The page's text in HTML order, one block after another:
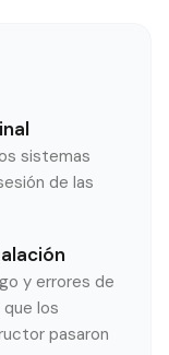
sistemas
de las
y errores de
los
pasaron